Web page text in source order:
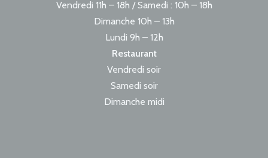
Vendredi 11h – 18h / Samedi : 10h – 18h
Dimanche 10h – 13h
Lundi 9h – 12h
Restaurant
Vendredi soir
Samedi soir
Dimanche midi